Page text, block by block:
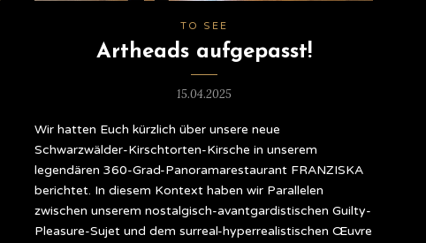
TO SEE
Artheads aufgepasst!
15.04.2025
Wir hatten Euch kürzlich über unsere neue
Schwarzwälder-Kirschtorten-Kirsche in unserem
legendären 360-Grad-Panoramarestaurant FRANZISKA
berichtet. In diesem Kontext haben wir Parallelen
zwischen unserem nostalgisch-avantgardistischen Guilty-
Pleasure-Sujet und dem surreal-hyperrealistischen Œuvre